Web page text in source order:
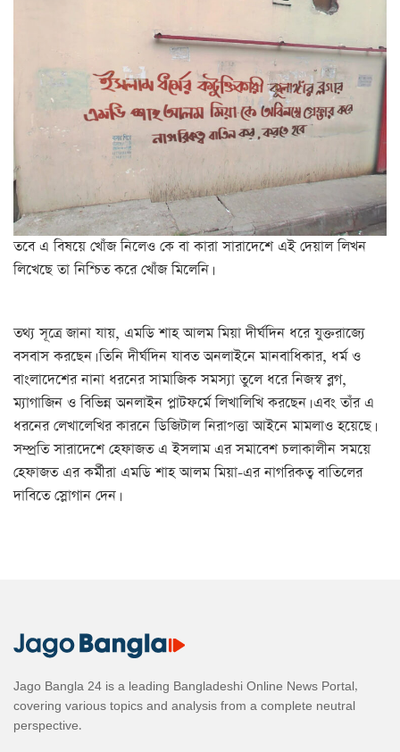
তবে এ বিষয়ে খোঁজ নিলেও কে বা কারা সারাদেশে এই দেয়াল লিখন
লিখেছে তা নিশ্চিত করে খোঁজ মিলেনি।
তথ্য সূত্রে জানা যায়, এমডি শাহ আলম মিয়া দীর্ঘদিন ধরে যুক্তরাজ্যে
বসবাস করছেন। তিনি দীর্ঘদিন যাবত অনলাইনে মানবাধিকার, ধর্ম ও
বাংলাদেশের নানা ধরনের সামাজিক সমস্যা তুলে ধরে নিজস্ব ব্লগ,
ম্যাগাজিন ও বিভিন্ন অনলাইন প্লাটফর্মে লিখালিখি করছেন। এবং তাঁর এ
ধরনের লেখালেখির কারনে ডিজিটাল নিরাপত্তা আইনে মামলাও হয়েছে।
সম্প্রতি সারাদেশে হেফাজত এ ইসলাম এর সমাবেশ চলাকালীন সময়ে
হেফাজত এর কর্মীরা এমডি শাহ আলম মিয়া-এর নাগরিকত্ব বাতিলের
দাবিতে স্লোগান দেন।
Jago Bangla 24 is a leading Bangladeshi Online News Portal,
covering various topics and analysis from a complete neutral
perspective.